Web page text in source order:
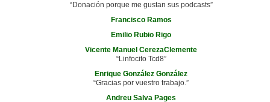
“Donación porque me gustan sus podcasts”
Francisco Ramos
Emilio Rubio Rigo
Vicente Manuel CerezaClemente
“Linfocito Tcd8”
Enrique González González
“Gracias por vuestro trabajo.”
Andreu Salva Pages